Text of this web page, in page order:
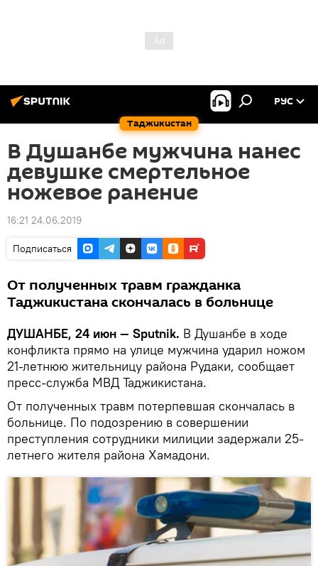
Таджикистан
РУС
В Душанбе мужчина нанес
девушке смертельное
ножевое ранение
16:21 24.06.2019
Подписаться
От полученных травм гражданка
Таджикистана скончалась в больнице
ДУШАНБЕ, 24 июн — Sputnik. В Душанбе в ходе
конфликта прямо на улице мужчина ударил ножом
21-летнюю жительницу района Рудаки, сообщает
пресс-служба МВД Таджикистана.
От полученных травм потерпевшая скончалась в
больнице. По подозрению в совершении
преступления сотрудники милиции задержали 25-
летнего жителя района Хамадони.